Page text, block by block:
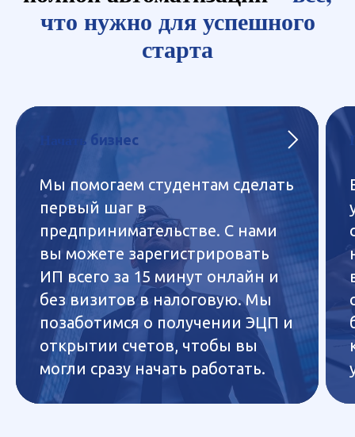
что нужно для успешного
старта
Начать бизнес
Мы помогаем студентам сделать
первый шаг в
предпринимательстве. С нами
вы можете зарегистрировать
ИП всего за 15 минут онлайн и
без визитов в налоговую. Мы
позаботимся о получении ЭЦП и
открытии счетов, чтобы вы
могли сразу начать работать.